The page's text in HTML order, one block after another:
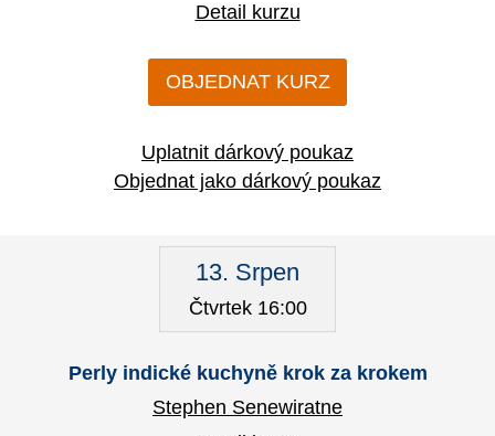
Detail kurzu
OBJEDNAT KURZ
Uplatnit dárkový poukaz
Objednat jako dárkový poukaz
13. Srpen
Čtvrtek 16:00
Perly indické kuchyně krok za krokem
Stephen Senewiratne